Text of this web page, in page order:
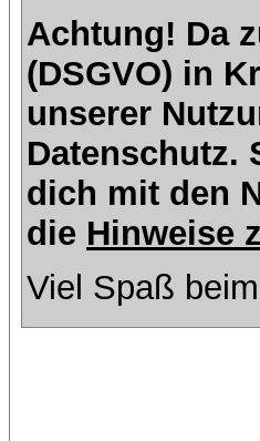
Achtung! Da
(DSGVO) in
unserer
Datenschutz.
dich mit den
die Hinweise
Viel Spaß